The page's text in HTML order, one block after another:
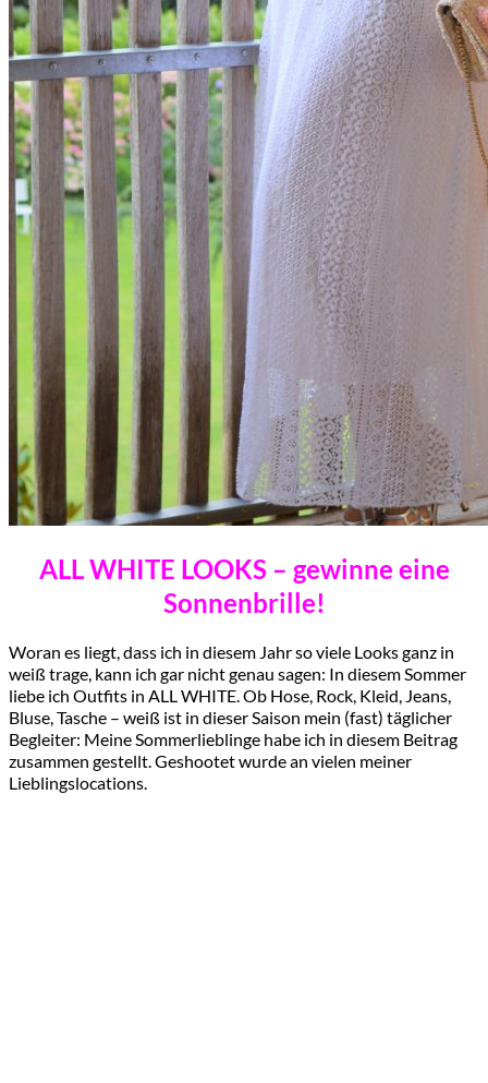
ALL WHITE LOOKS – gewinne eine
Sonnenbrille!
Woran es liegt, dass ich in diesem Jahr so viele Looks ganz in
weiß trage, kann ich gar nicht genau sagen: In diesem Sommer
liebe ich Outfits in ALL WHITE. Ob Hose, Rock, Kleid, Jeans,
Bluse, Tasche – weiß ist in dieser Saison mein (fast) täglicher
Begleiter: Meine Sommerlieblinge habe ich in diesem Beitrag
zusammen gestellt. Geshootet wurde an vielen meiner
Lieblingslocations.